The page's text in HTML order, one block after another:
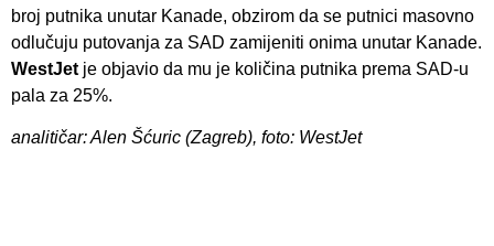
broj putnika unutar Kanade, obzirom da se putnici masovno
odlučuju putovanja za SAD zamijeniti onima unutar Kanade.
WestJet je objavio da mu je količina putnika prema SAD-u
pala za 25%.
analitičar: Alen Šćuric (Zagreb), foto: WestJet